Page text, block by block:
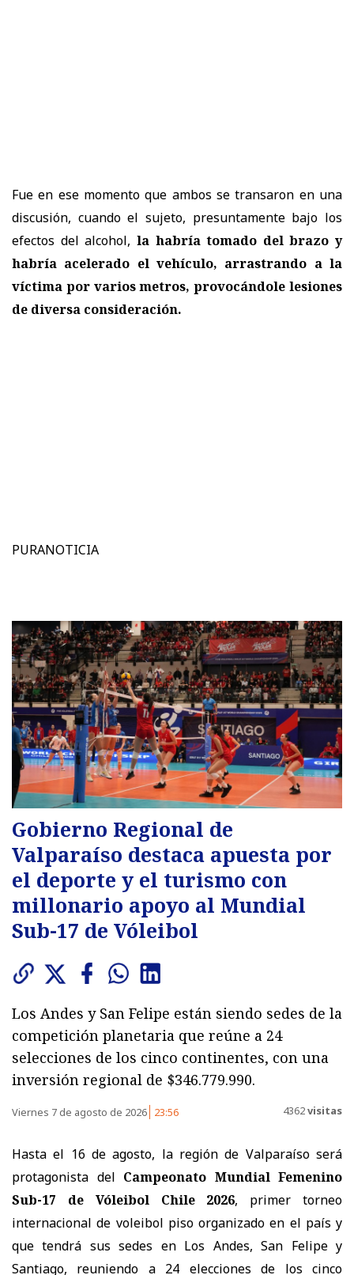
Fue en ese momento que ambos se transaron en una
discusión, cuando el sujeto, presuntamente bajo los
efectos del alcohol, la habría tomado del brazo y
habría acelerado el vehículo, arrastrando a la
víctima por varios metros, provocándole lesiones
de diversa consideración.
PURANOTICIA
Gobierno Regional de
Valparaíso destaca apuesta por
el deporte y el turismo con
millonario apoyo al Mundial
Sub-17 de Vóleibol
Los Andes y San Felipe están siendo sedes de la
competición planetaria que reúne a 24
selecciones de los cinco continentes, con una
inversión regional de $346.779.990.
Viernes 7 de agosto de 2026 23:56 4362visitas
Hasta el 16 de agosto, la región de Valparaíso será
protagonista del Campeonato Mundial Femenino
Sub-17 de Vóleibol Chile 2026, primer torneo
internacional de voleibol piso organizado en el país y
que tendrá sus sedes en Los Andes, San Felipe y
Santiago, reuniendo a 24 elecciones de los cinco